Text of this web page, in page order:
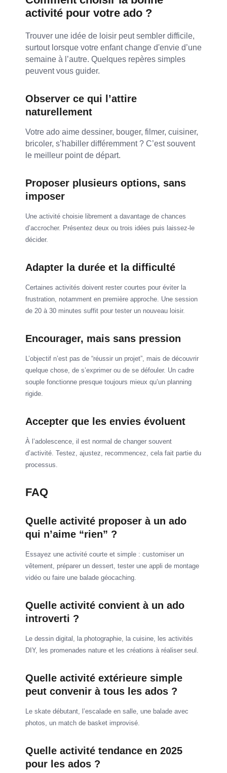
activité pour votre ado ?
Trouver une idée de loisir peut sembler difficile,
surtout lorsque votre enfant change d'envie d’une
semaine à l’autre. Quelques repères simples
peuvent vous guider.
Observer ce qui l’attire
naturellement
Votre ado aime dessiner, bouger, filmer, cuisiner,
bricoler, s’habiller différemment ? C’est souvent
le meilleur point de départ.
Proposer plusieurs options, sans
imposer
Une activité choisie librement a davantage de chances
d’accrocher. Présentez deux ou trois idées puis laissez-le
décider.
Adapter la durée et la difficulté
Certaines activités doivent rester courtes pour éviter la
frustration, notamment en première approche. Une session
de 20 à 30 minutes suffit pour tester un nouveau loisir.
Encourager, mais sans pression
L’objectif n’est pas de “réussir un projet”, mais de découvrir
quelque chose, de s’exprimer ou de se défouler. Un cadre
souple fonctionne presque toujours mieux qu’un planning
rigide.
Accepter que les envies évoluent
À l’adolescence, il est normal de changer souvent
d’activité. Testez, ajustez, recommencez, cela fait partie du
processus.
FAQ
Quelle activité proposer à un ado
qui n’aime “rien” ?
Essayez une activité courte et simple : customiser un
vêtement, préparer un dessert, tester une appli de montage
vidéo ou faire une balade géocaching.
Quelle activité convient à un ado
introverti ?
Le dessin digital, la photographie, la cuisine, les activités
DIY, les promenades nature et les créations à réaliser seul.
Quelle activité extérieure simple
peut convenir à tous les ados ?
Le skate débutant, l’escalade en salle, une balade avec
photos, un match de basket improvisé.
Quelle activité tendance en 2025
pour les ados ?